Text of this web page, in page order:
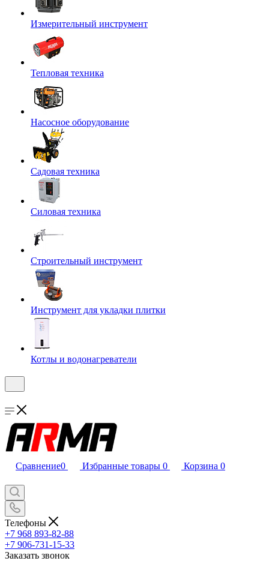
Измерительный инструмент
Тепловая техника
Насосное оборудование
Садовая техника
Силовая техника
Строительный инструмент
Инструмент для укладки плитки
Котлы и водонагреватели
Сравнение0 Избранные товары 0 Корзина 0
Телефоны
+7 968 893-82-88
+7 906-731-15-33
Заказать звонок